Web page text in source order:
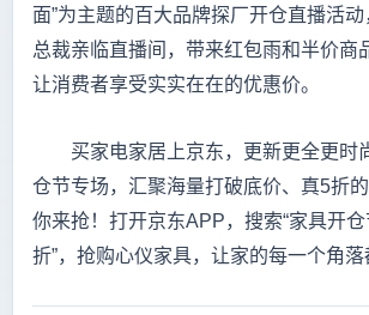
面”为主题的百大品牌探厂开仓直播活
总裁亲临直播间，带来红包雨和半价商
让消费者享受实实在在的优惠价。
买家电家居上京东，更新更全更时
仓节专场，汇聚海量打破底价、真5折
你来抢！打开京东APP，搜索“家具开仓
折”，抢购心仪家具，让家的每一个角落